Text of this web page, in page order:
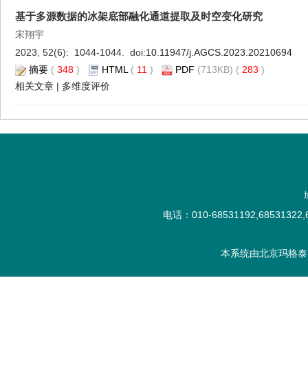
基于多源数据的冰架底部融化通道提取及时空变化研究
宋翔宇
2023, 52(6): 1044-1044. doi:10.11947/j.AGCS.2023.20210694
摘要 ( 348 ) HTML ( 11 ) PDF (713KB) ( 283 )
相关文章 | 多维度评价
电话：010-
本系统由北京玛格